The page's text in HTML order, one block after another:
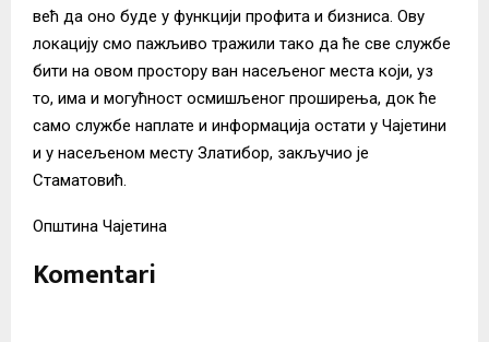
већ да оно буде у функцији профита и бизниса. Ову
локацију смо пажљиво тражили тако да ће све службе
бити на овом простору ван насељеног места који, уз
то, има и могућност осмишљеног проширења, док ће
само службе наплате и информација остати у Чајетини
и у насељеном месту Златибор, закључио је
Стаматовић.
Општина Чајетина
Komentari